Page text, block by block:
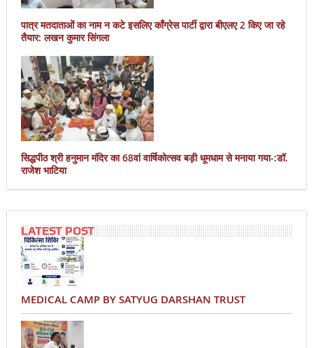
पात्र मतदाताओं का नाम न कटे इसलिए काँग्रेस पार्टी द्वारा बीएलए 2 किए जा रहे
तैयार: लखन कुमार सिंगला
सिद्धपीठ श्री हनुमान मंदिर का 68वां वार्षिकोत्सव बड़ी धूमधाम से मनाया गया-:डॉ.
राजेश भाटिया
LATEST POST
MEDICAL CAMP BY SATYUG DARSHAN TRUST